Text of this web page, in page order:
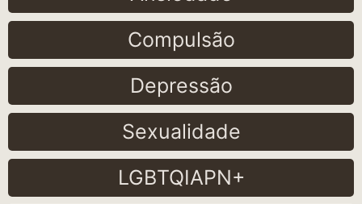
Compulsão
Depressão
Sexualidade
LGBTQIAPN+